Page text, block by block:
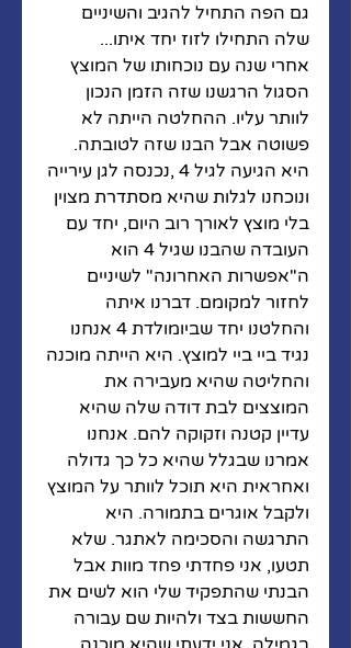
גם הפה התחיל להגיב והשיניים
שלה התחילו לזוז יחד איתו...
אחרי שנה עם נוכחותו של המוצץ
הסגול הרגשנו שזה הזמן הנכון
לוותר עליו. ההחלטה הייתה לא
פשוטה אבל הבנו שזה לטובתה.
היא הגיעה לגיל 4 ,נכנסה לגן עירייה
ונוכחנו לגלות שהיא מסתדרת מצוין
בלי מוצץ לאורך רוב היום, יחד עם
העובדה שהבנו שגיל 4 הוא
ה"אפשרות האחרונה" לשיניים
לחזור למקומם. דברנו איתה
והחלטנו יחד שביומולדת 4 אנחנו
נגיד ביי ביי למוצץ. היא הייתה מוכנה
והחליטה שהיא מעבירה את
המוצצים לבת דודה שלה שהיא
עדיין קטנה וזקוקה להם. אנחנו
אמרנו שבגלל שהיא כל כך גדולה
ואחראית היא תוכל לוותר על המוצץ
ולקבל אוגרים בתמורה. היא
התרגשה והסכימה לאתגר. שלא
תטעו, אני פחדתי פחד מוות אבל
הבנתי שהתפקיד שלי הוא לשים את
החששות בצד ולהיות שם עבורה